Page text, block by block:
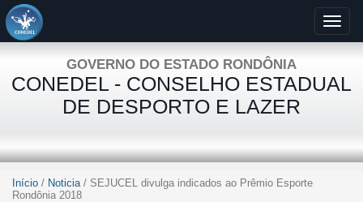
GOVERNO DO ESTADO RONDÔNIA
CONEDEL - CONSELHO ESTADUAL
DE DESPORTO E LAZER
Início / Noticia/ SEJUCEL divulga indicados ao Prêmio Esporte
Rondônia 2018